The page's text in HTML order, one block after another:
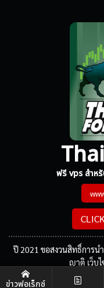
ฟรี vps สำหรั
ปี 2021 ขอสงวนสิทธิ์การน
ญาติ เว็บไ
ข่าวฟอเร็กซ์